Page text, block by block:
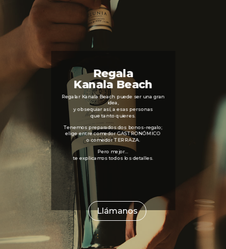
Regala
Kanala Beach
Regalar Kanala Beach puede ser una gran
idea,
y obsequiar así, a esas personas
que tanto quieres.
Tenemos preparados dos bonos-regalo;
elige entre comedor GASTRONÓMICO
o comedor TERRAZA.
Pero mejor…
te explicamos todos los detalles.
Llámanos